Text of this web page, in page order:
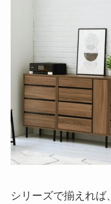
シリーズで揃えれば